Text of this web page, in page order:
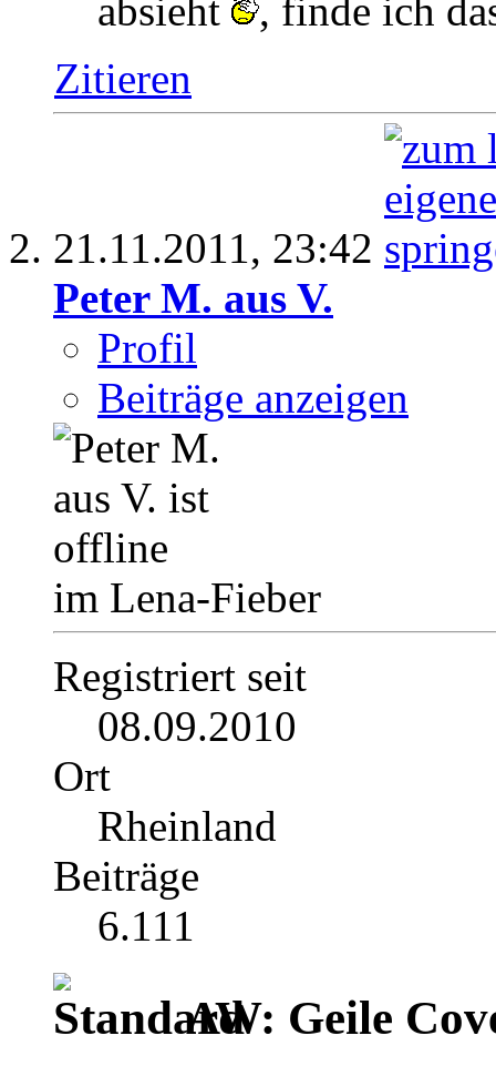
absieht
, finde ich
Zitieren
21.11.2011, 23:42
Peter M. aus V.
Profil
Beiträge anzeigen
im Lena-Fieber
Registriert seit
08.09.2010
Ort
Rheinland
Beiträge
6.111
AW: Geile